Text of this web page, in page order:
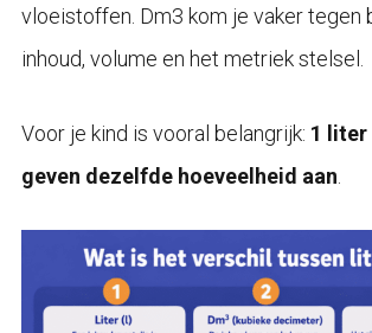
vloeistoffen. Dm3 kom je vaker tegen
inhoud, volume en het metriek stelsel.
Voor je kind is vooral belangrijk: 1 liter
geven dezelfde hoeveelheid aan